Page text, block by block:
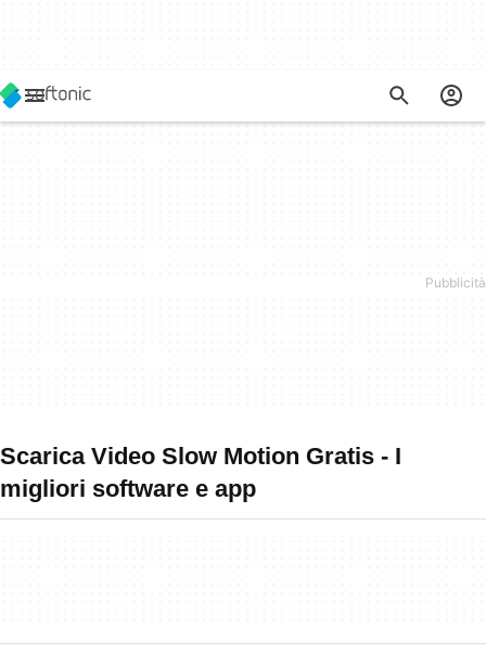
Scarica Video Slow Motion Gratis - I
migliori software e app